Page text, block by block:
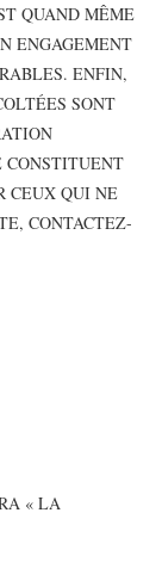
QUAND MÊME
ENGAGEMENT
ENFIN,
SONT
CONSTITUENT
CEUX QUI NE
CONTACTEZ-
« LA